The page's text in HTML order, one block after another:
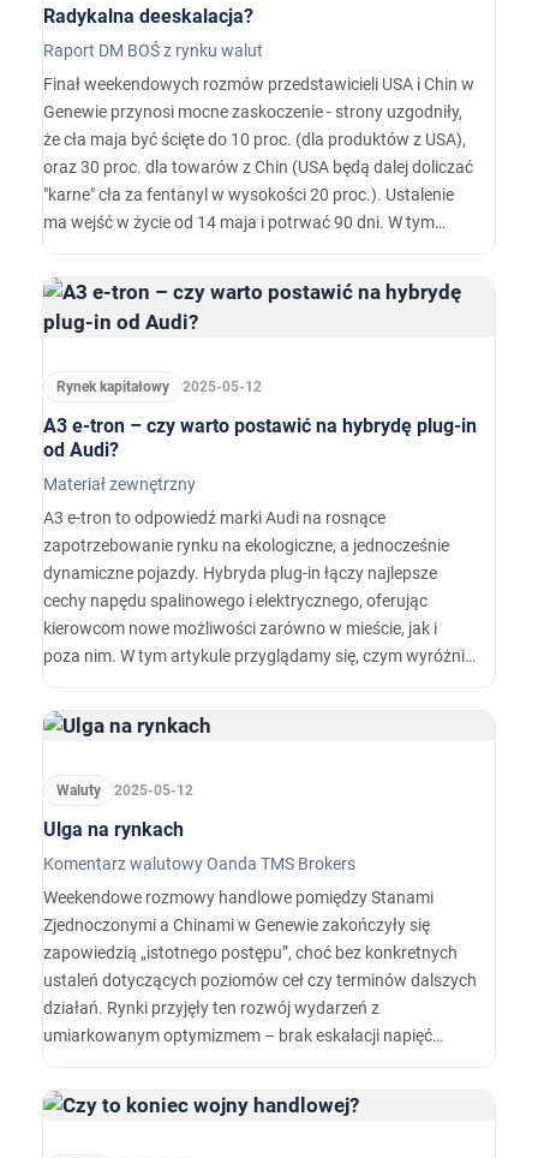
Radykalna deeskalacja?
Raport DM BOŚ z rynku walut
Finał weekendowych rozmów przedstawicieli USA i Chin w
Genewie przynosi mocne zaskoczenie - strony uzgodniły,
że cła maja być ścięte do 10 proc. (dla produktów z USA),
oraz 30 proc. dla towarów z Chin (USA będą dalej doliczać
"karne" cła za fentanyl w wysokości 20 proc.). Ustalenie
ma wejść w życie od 14 maja i potrwać 90 dni. W tym
handlową.…
Rynek kapitałowy 2025-05-12
A3 e-tron – czy warto postawić na hybrydę plug-in
od Audi?
Materiał zewnętrzny
A3 e-tron to odpowiedź marki Audi na rosnące
zapotrzebowanie rynku na ekologiczne, a jednocześnie
dynamiczne pojazdy. Hybryda plug-in łączy najlepsze
cechy napędu spalinowego i elektrycznego, oferując
kierowcom nowe możliwości zarówno w mieście, jak i
poza nim. W tym artykule przyglądamy się, czym wyróżnia
Waluty 2025-05-12
Ulga na rynkach
Komentarz walutowy Oanda TMS Brokers
Weekendowe rozmowy handlowe pomiędzy Stanami
Zjednoczonymi a Chinami w Genewie zakończyły się
zapowiedzią „istotnego postępu”, choć bez konkretnych
ustaleń dotyczących poziomów ceł czy terminów dalszych
działań. Rynki przyjęły ten rozwój wydarzeń z
umiarkowanym optymizmem – brak eskalacji napięć
pogorszenia relacji handlowych zostało oddalone.